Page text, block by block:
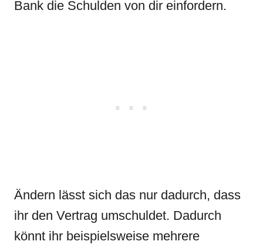
Bank die Schulden von dir einfordern.
Ändern lässt sich das nur dadurch, dass
ihr den Vertrag umschuldet. Dadurch
könnt ihr beispielsweise mehrere